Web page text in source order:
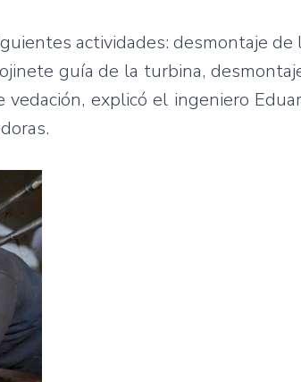
actividades: desmontaje
guía de la turbina,
explicó el ingeniero